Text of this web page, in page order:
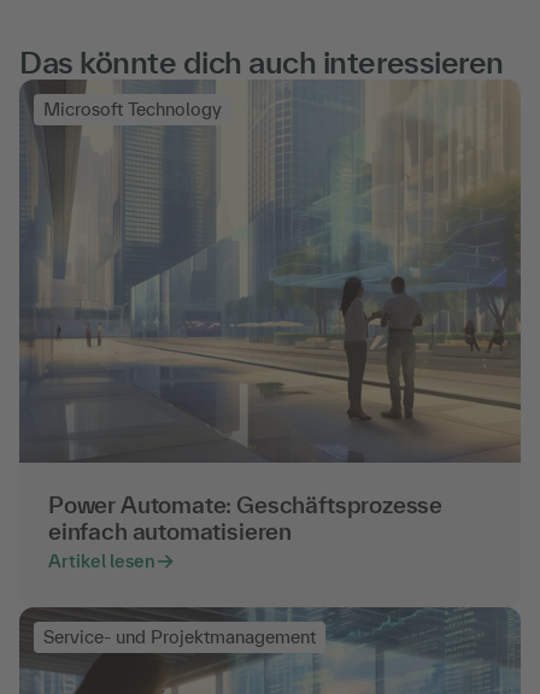
Das könnte dich auch interessieren
Microsoft Technology
Power Automate: Geschäftsprozesse
einfach automatisieren
Artikel lesen
Service- und Projektmanagement